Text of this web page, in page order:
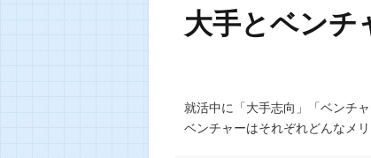
大手とベンチ
就活中に「大手志向」「ベンチ
ベンチャーはそれぞれどんなメ